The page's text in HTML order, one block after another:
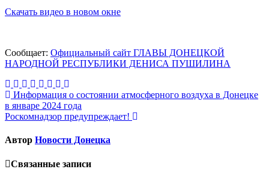
Скачать видео в новом окне
Сообщает: Официальный сайт ГЛАВЫ ДОНЕЦКОЙ
НАРОДНОЙ РЕСПУБЛИКИ ДЕНИСА ПУШИЛИНА
Навигация
по
Информация о состоянии атмосферного воздуха в Донецке
в январе 2024 года
Роскомнадзор предупреждает!
Автор Новости Донецка
Связанные записи